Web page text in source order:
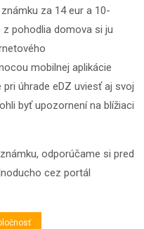
za 14 eur a 10-
z pohodlia domova si ju
mobilnej aplikácie
úhrade eDZ uviesť aj svoj
byť upozornení na blížiaci
odporúčame si pred
cez portál